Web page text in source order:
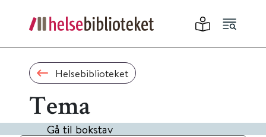
Helsebiblioteket
Tema
Gå til bokstav